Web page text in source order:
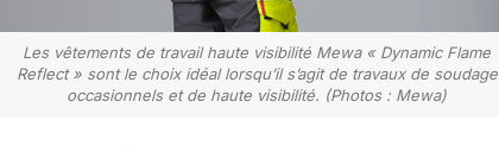
Les vêtements de travail haute visibilité Mewa « Dynamic Flame
Reflect » sont le choix idéal lorsqu’il s’agit de travaux de soudage
occasionnels et de haute visibilité. (Photos : Mewa)